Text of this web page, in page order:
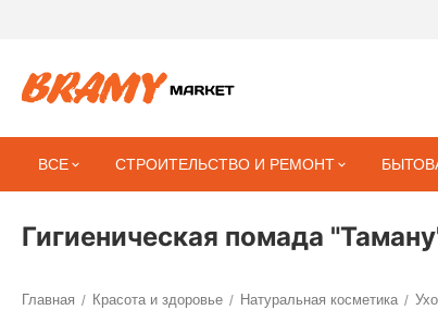
ВСЕ СТРОИТЕЛЬСТВО И РЕМОНТ
Гигиеническая помада
Главная / Красота и здоровье / Натуральная косметика /